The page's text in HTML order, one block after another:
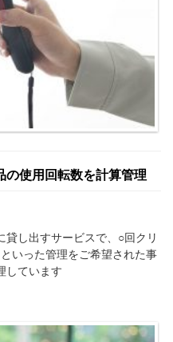
の使用回転数を計算管理
貸し出すサービスで、○回クリ
いった管理をご希望された事
しています